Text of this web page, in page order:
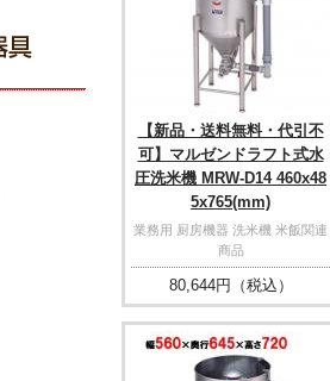
【新品・送料無料・代引不
可】マルゼンドラフト式水
圧洗米機 MRW-D14 460x48
5x765(mm)
業務用 厨房機器 洗米機 米飯関連
商品
80,644円（税込）